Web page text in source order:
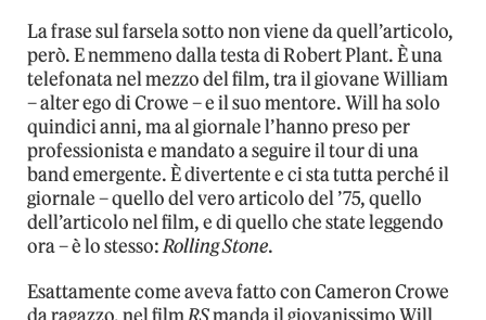
La frase sul farsela sotto non viene da quell’articolo,
però. E nemmeno dalla testa di Robert Plant. È una
telefonata nel mezzo del film, tra il giovane William
– alter ego di Crowe – e il suo mentore. Will ha solo
quindici anni, ma al giornale l’hanno preso per
professionista e mandato a seguire il tour di una
band emergente. È divertente e ci sta tutta perché il
giornale – quello del vero articolo del ’75, quello
dell’articolo nel film, e di quello che state leggendo
ora – è lo stesso:Rolling Stone.
Esattamente come aveva fatto con Cameron Crowe